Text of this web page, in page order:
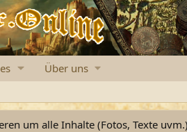
Über uns
um alle Inhalte (Fotos, Texte